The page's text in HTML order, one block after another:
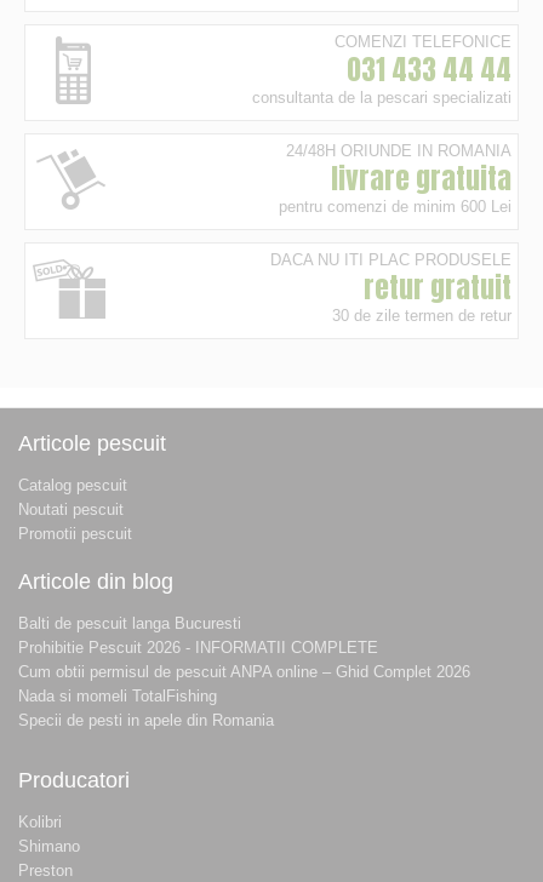
COMENZI TELEFONICE
031 433 44 44
consultanta de la pescari specializati
24/48H ORIUNDE IN ROMANIA
livrare gratuita
pentru comenzi de minim 600 Lei
DACA NU ITI PLAC PRODUSELE
retur gratuit
30 de zile termen de retur
Articole pescuit
Catalog pescuit
Noutati pescuit
Promotii pescuit
Articole din blog
Balti de pescuit langa Bucuresti
Prohibitie Pescuit 2026 - INFORMATII COMPLETE
Cum obtii permisul de pescuit ANPA online – Ghid Complet 2026
Nada si momeli TotalFishing
Specii de pesti in apele din Romania
Producatori
Kolibri
Shimano
Preston